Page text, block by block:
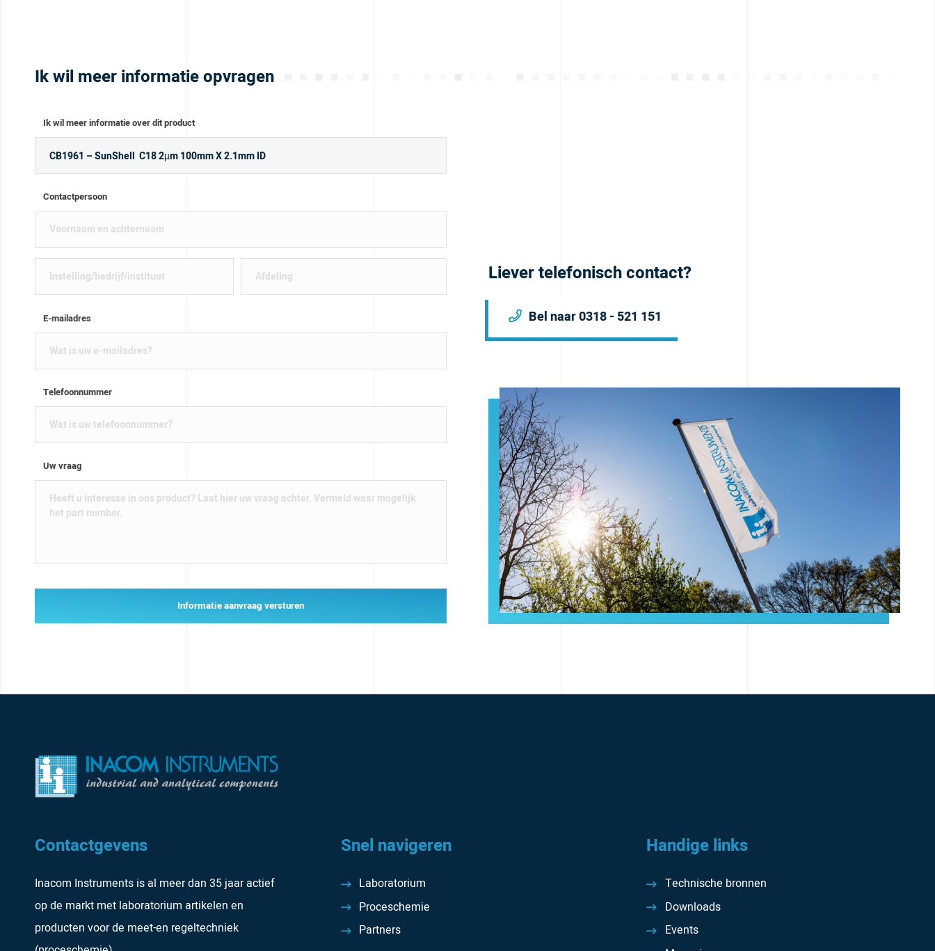
Ik wil meer informatie opvragen
Ik wil meer informatie over dit product
Contactpersoon
E-mailadres
Telefoonnummer
Uw vraag
Informatie aanvraag versturen
Liever telefonisch contact?
Bel naar 0318 - 521 151
Contactgevens
Inacom Instruments is al meer dan 35 jaar actief
op de markt met laboratorium artikelen en
producten voor de meet-en regeltechniek
Snel navigeren
Laboratorium
Proceschemie
Partners
Handige links
Technische bronnen
Downloads
Events